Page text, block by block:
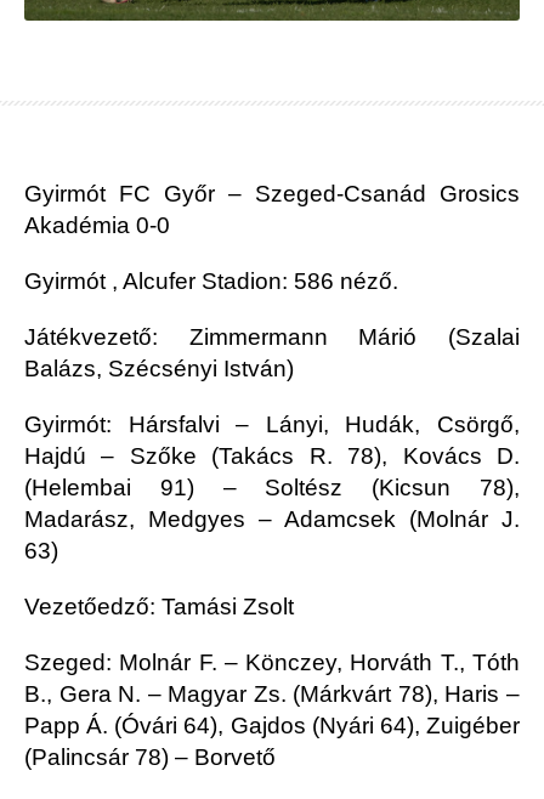
Gyirmót FC Győr – Szeged-Csanád Grosics
Akadémia 0-0
Gyirmót , Alcufer Stadion: 586 néző.
Játékvezető: Zimmermann Márió (Szalai
Balázs, Szécsényi István)
Gyirmót: Hársfalvi – Lányi, Hudák, Csörgő,
Hajdú – Szőke (Takács R. 78), Kovács D.
(Helembai 91) – Soltész (Kicsun 78),
Madarász, Medgyes – Adamcsek (Molnár J.
63)
Vezetőedző: Tamási Zsolt
Szeged: Molnár F. – Könczey, Horváth T., Tóth
B., Gera N. – Magyar Zs. (Márkvárt 78), Haris –
Papp Á. (Óvári 64), Gajdos (Nyári 64), Zuigéber
(Palincsár 78) – Borvető